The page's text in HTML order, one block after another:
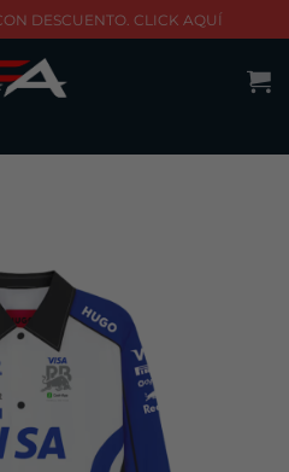
DESCUENTO. CLICK AQUÍ